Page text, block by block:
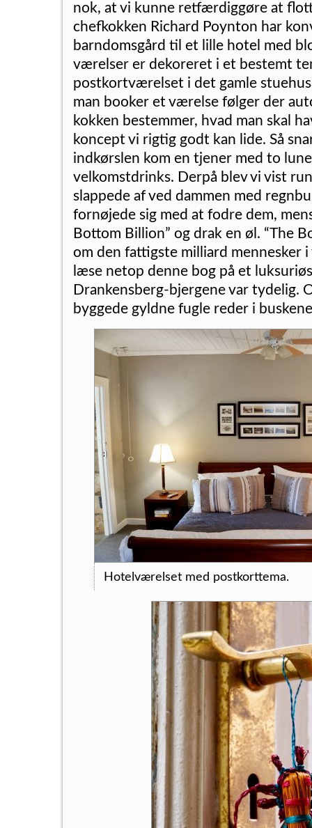
nok, at vi kunne retfærdiggøre at
chefkokken Richard Poynton har
barndomsgård til et lille hotel med
værelser er dekoreret i et bestemt
postkortværelset i det gamle
man booker et værelse følger der
kokken bestemmer, hvad man skal
koncept vi rigtig godt kan lide. Så
indkørslen kom en tjener med to
velkomstdrinks. Derpå blev vi vist
slappede af ved dammen med
fornøjede sig med at fodre dem,
Bottom Billion” og drak en øl. “The
om den fattigste milliard mennesker
læse netop denne bog på et
Drankensberg-bjergene var tydelig.
byggede gyldne fugle reder i
Hotelværelset med postkorttema.